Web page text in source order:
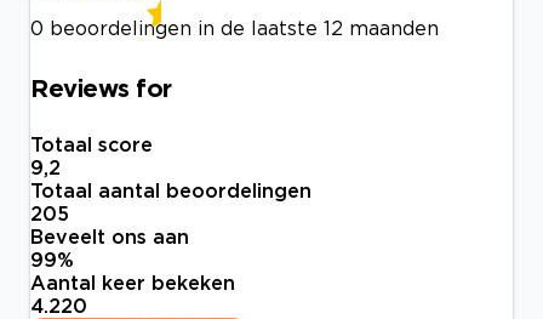
0 beoordelingen in de laatste 12 maanden
Reviews for
Totaal score
9,2
Totaal aantal beoordelingen
205
Beveelt ons aan
99%
Aantal keer bekeken
4.220